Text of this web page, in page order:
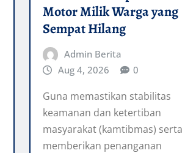
Motor Milik Warga yang
Sempat Hilang
Admin Berita
Aug 4, 2026
0
Guna memastikan stabilitas
keamanan dan ketertiban
masyarakat (kamtibmas) serta
memberikan penanganan